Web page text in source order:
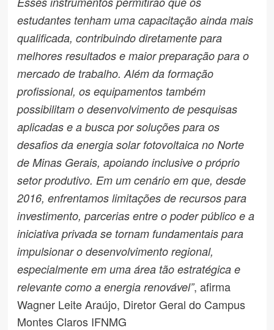
estudantes tenham uma capacitação ainda mais
qualificada, contribuindo diretamente para
melhores resultados e maior preparação para o
mercado de trabalho. Além da formação
profissional, os equipamentos também
possibilitam o desenvolvimento de pesquisas
aplicadas e a busca por soluções para os
desafios da energia solar fotovoltaica no Norte
de Minas Gerais, apoiando inclusive o próprio
setor produtivo. Em um cenário em que, desde
2016, enfrentamos limitações de recursos para
investimento, parcerias entre o poder público e a
iniciativa privada se tornam fundamentais para
impulsionar o desenvolvimento regional,
especialmente em uma área tão estratégica e
relevante como a energia renovável”, afirma
Wagner Leite Araújo, Diretor Geral do Campus
Montes Claros IFNMG